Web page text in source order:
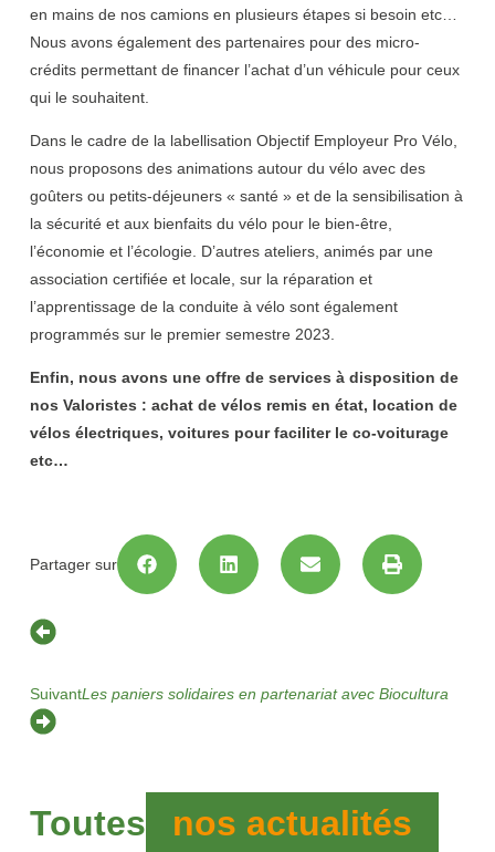
en mains de nos camions en plusieurs étapes si besoin etc…
Nous avons également des partenaires pour des micro-
crédits permettant de financer l’achat d’un véhicule pour ceux
qui le souhaitent.
Dans le cadre de la labellisation Objectif Employeur Pro Vélo,
nous proposons des animations autour du vélo avec des
goûters ou petits-déjeuners « santé » et de la sensibilisation à
la sécurité et aux bienfaits du vélo pour le bien-être,
l’économie et l’écologie. D’autres ateliers, animés par une
association certifiée et locale, sur la réparation et
l’apprentissage de la conduite à vélo sont également
programmés sur le premier semestre 2023.
Enfin, nous avons une offre de services à disposition de
nos Valoristes : achat de vélos remis en état, location de
vélos électriques, voitures pour faciliter le co-voiturage
etc…
Partager sur
SuivantLes paniers solidaires en partenariat avec Biocultura
Toutes nos actualités